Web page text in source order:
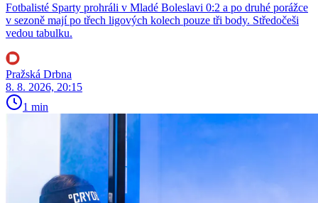
Fotbalisté Sparty prohráli v Mladé Boleslavi 0:2 a po druhé porážce
v sezoně mají po třech ligových kolech pouze tři body. Středočeši
vedou tabulku.
Pražská Drbna
8. 8. 2026, 20:15
1 min